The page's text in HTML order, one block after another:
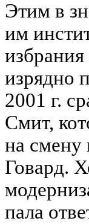
Этим в
им
изрядно
2001 г.
Смит,
на смену
Говард.
пала